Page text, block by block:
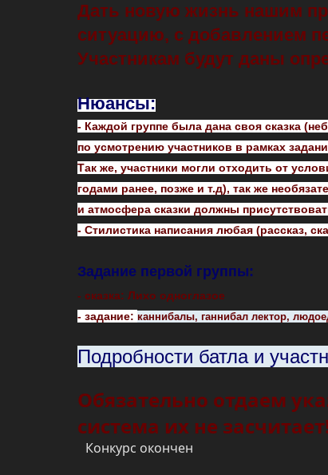
Дать новую жизнь нашим
ситуацию, с добавлением
Участникам будут даны
Нюансы:
- Каждой группе была дана своя сказка
по усмотрению участников в рамках
Так же, участники могли отходить от
годами ранее, позже и т.д), так же
и атмосфера сказки должны
- Стилистика написания любая (рассказ,
Задание первой группы:
- сказка: Лихо одноглазое
- задание: каннибалы, ганнибал лектор,
Подробности батла и
Обязательно отдаем
система их не
Конкурс окончен